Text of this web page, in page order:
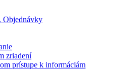
Objednávky
zriadení
prístupe k informáciám